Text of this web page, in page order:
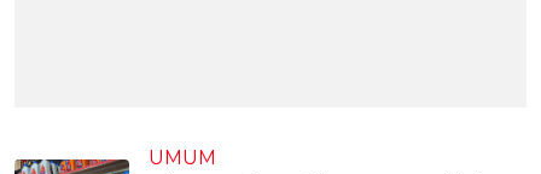
UMUM